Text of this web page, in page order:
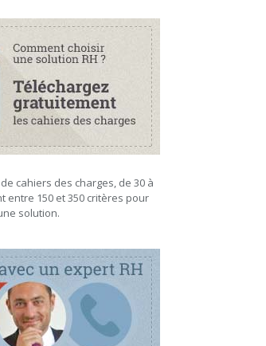
cahiers des charges, de 30 à
entre 150 et 350 critères pour
solution.